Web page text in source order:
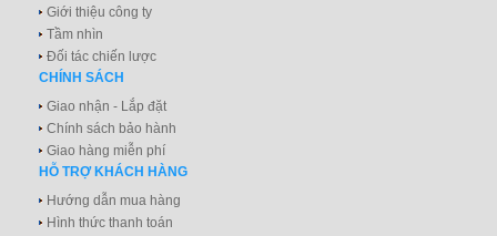
Giới thiệu công ty
Tầm nhìn
Đối tác chiến lược
CHÍNH SÁCH
Giao nhận - Lắp đặt
Chính sách bảo hành
Giao hàng miễn phí
HỖ TRỢ KHÁCH HÀNG
Hướng dẫn mua hàng
Hình thức thanh toán